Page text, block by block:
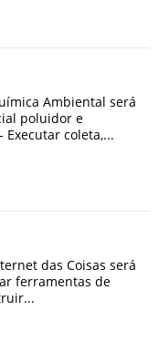
Ambiental será
poluidor e
coleta,...
das Coisas será
ferramentas de